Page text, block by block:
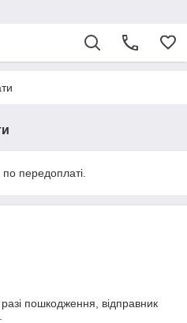
по передоплаті.
пошкодження, відправник